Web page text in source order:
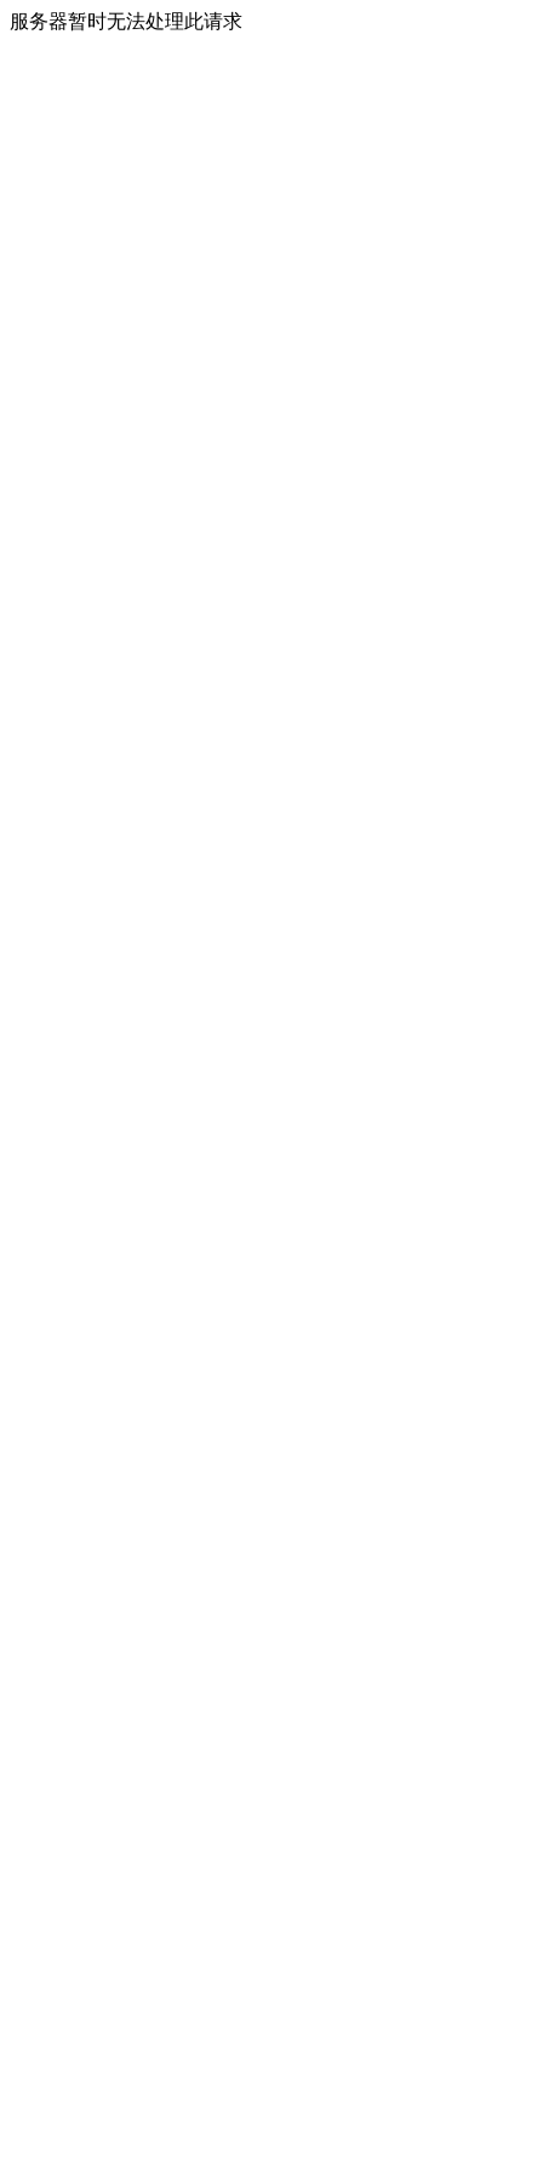
服务器暂时无法处理此请求